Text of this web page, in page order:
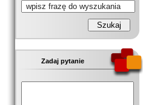
Zadaj pytanie